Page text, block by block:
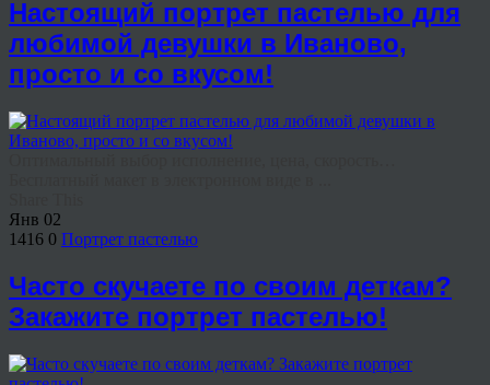
Настоящий портрет пастелью для
любимой девушки в Иваново,
просто и со вкусом!
Янв 02
1416 0 Портрет пастелью
Часто скучаете по своим деткам?
Закажите портрет пастелью!